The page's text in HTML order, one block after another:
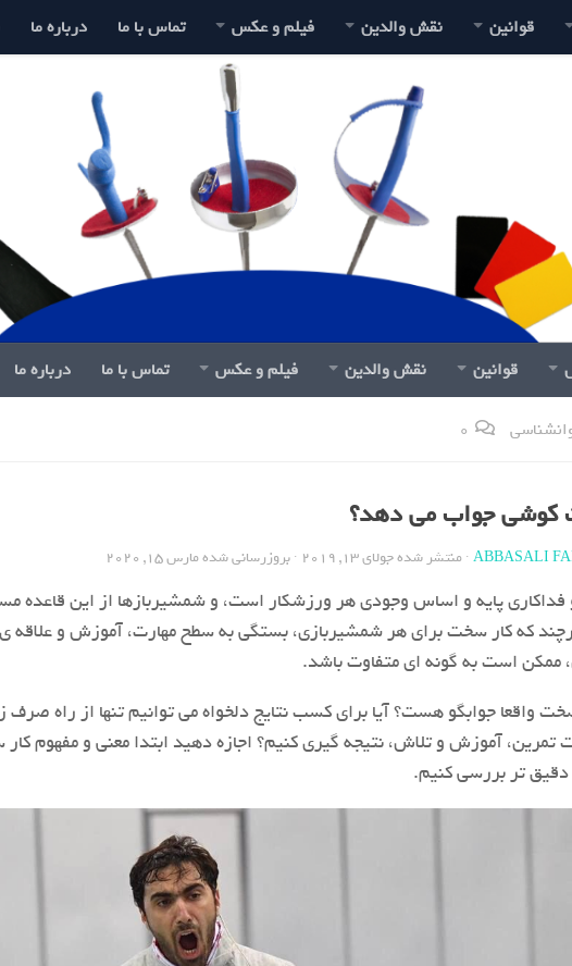
قوانین نقش والدین فیلم و عکس تماس با ما درباره ما
قوانین نقش والدین فیلم و عکس تماس با ما درباره ما
0
کوشی جواب می دهد؟
ABBASALI · منتشر شدهجولای 13, 2019 · بروزرسانی شدهمارس 15, 2020
پایه و اساس وجودی هر ورزشکار است، و شمشیربازها از این قاعده
که کار سخت برای هر شمشیربازی، بستگی به سطح مهارت، آموزش و علاقه ی
ممکن است به گونه ای متفاوت باشد.
سخت واقعا جوابگو هست؟ آیا برای کسب نتایج دلخواه می توانیم تنها از راه صرف
تمرین، آموزش و تلاش، نتیجه گیری کنیم؟ اجازه دهید ابتدا معنی و مفهوم
دقیق تر بررسی کنیم.